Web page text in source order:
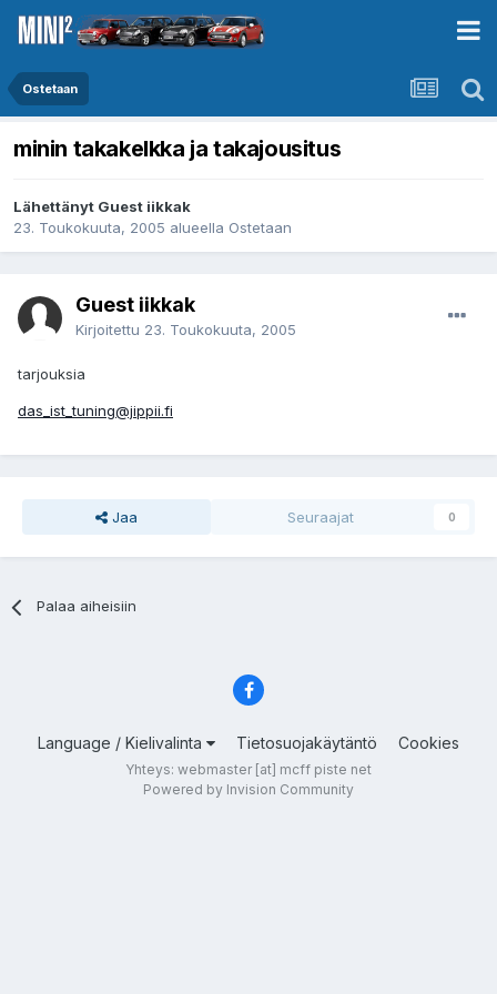
Ostetaan
minin takakelkka ja takajousitus
Lähettänyt Guest iikkak
23. Toukokuuta, 2005 alueella Ostetaan
Guest iikkak
Kirjoitettu 23. Toukokuuta, 2005
tarjouksia
das_ist_tuning@jippii.fi
Jaa Seuraajat 0
Palaa aiheisiin
Language / Kielivalinta Tietosuojakäytäntö Cookies
Yhteys: webmaster [at] mcff piste net
Powered by Invision Community